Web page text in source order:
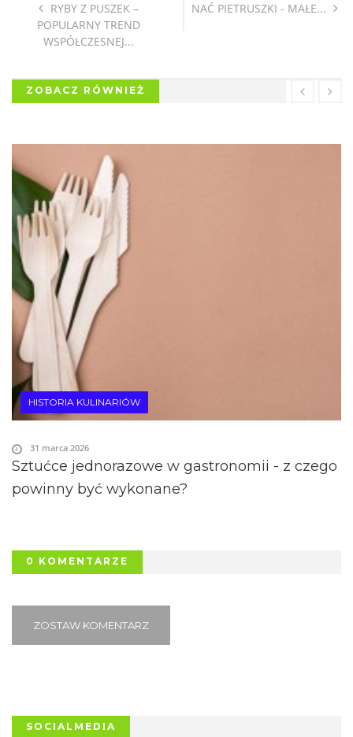
RYBY Z PUSZEK –
POPULARNY TREND
WSPÓŁCZESNEJ...
NAĆ PIETRUSZKI - MAŁE...
ZOBACZ RÓWNIEŻ
HISTORIA KULINARIÓW
Sztućce jednorazowe w gastronomii - z czego
powinny być wykonane?
31 marca 2026
0 KOMENTARZE
ZOSTAW KOMENTARZ
SOCIALMEDIA